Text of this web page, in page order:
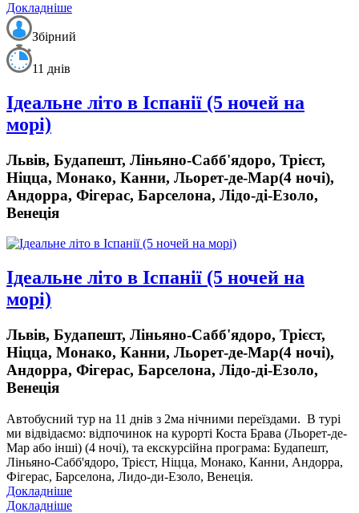
Докладніше
Збірний
11 днів
Ідеальне літо в Іспанії (5 ночей на
морі)
Львів, Будапешт, Ліньяно-Сабб'ядоро, Трієст,
Ніцца, Монако, Канни, Льорет-де-Мар(4 ночі),
Андорра, Фігерас, Барселона, Лідо-ді-Езоло,
Венеція
Ідеальне літо в Іспанії (5 ночей на
морі)
Львів, Будапешт, Ліньяно-Сабб'ядоро, Трієст,
Ніцца, Монако, Канни, Льорет-де-Мар(4 ночі),
Андорра, Фігерас, Барселона, Лідо-ді-Езоло,
Венеція
Автобусний тур на 11 днів з 2ма нічними переїздами. В турі
ми відвідаємо: відпочинок на курорті Коста Брава (Льорет-де-
Мар або інші) (4 ночі), та екскурсійна програма: Будапешт,
Ліньяно-Сабб'ядоро, Трієст, Ніцца, Монако, Канни, Андорра,
Фігерас, Барселона, Лидо-ди-Езоло, Венеція.
Докладніше
Докладніше